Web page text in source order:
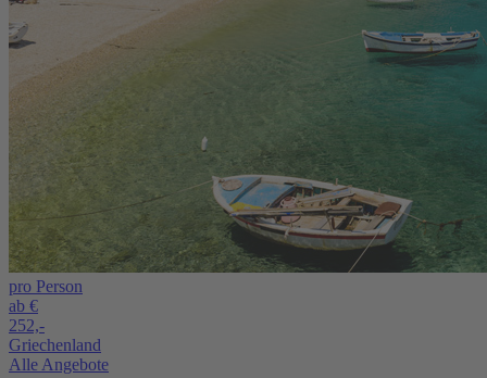
pro Person
ab €
252,-
Griechenland
Alle Angebote